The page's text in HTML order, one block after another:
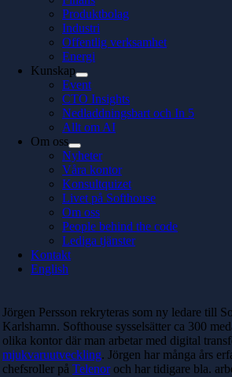
Produktbolag
Industri
Offentlig verksamhet
Energi
Kunskap
Event
CTO Insights
Nedladdningsbart och In 5
Allt om AI
Om oss
Nyheter
Våra kontor
Konsultquizet
Livet på Softhouse
Om oss
People behind the code
Lediga tjänster
Kontakt
English
Jörgen Persson rekryteras som ny ledare till
Karlshamn. Softhouse sysselsätter ca 300
olika kontor där man arbetar med digital
mjukvaruutveckling. Jörgen har många års
chefsroller på Telenoroch har tidigare bla.